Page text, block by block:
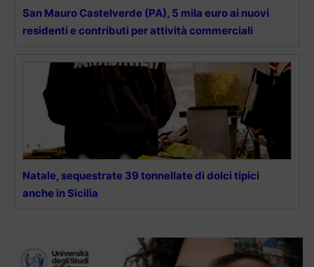
San Mauro Castelverde (PA), 5 mila euro ai nuovi
residenti e contributi per attività commerciali
Natale, sequestrate 39 tonnellate di dolci tipici
anche in Sicilia